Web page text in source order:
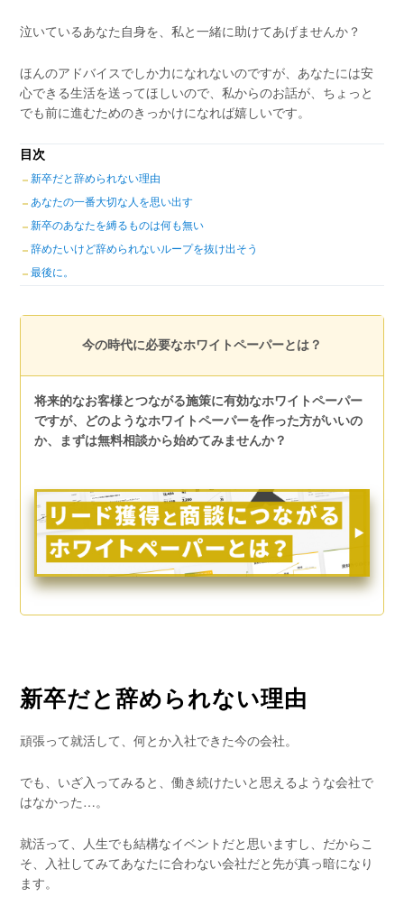
泣いているあなた自身を、私と一緒に助けてあげませんか？
ほんのアドバイスでしか力になれないのですが、あなたには安
心できる生活を送ってほしいので、私からのお話が、ちょっと
でも前に進むためのきっかけになれば嬉しいです。
目次
新卒だと辞められない理由
あなたの一番大切な人を思い出す
新卒のあなたを縛るものは何も無い
辞めたいけど辞められないループを抜け出そう
最後に。
今の時代に必要なホワイトペーパーとは？
将来的なお客様とつながる施策に有効なホワイトペーパー
ですが、どのようなホワイトペーパーを作った方がいいの
か、まずは無料相談から始めてみませんか？
新卒だと辞められない理由
頑張って就活して、何とか入社できた今の会社。
でも、いざ入ってみると、働き続けたいと思えるような会社で
はなかった…。
就活って、人生でも結構なイベントだと思いますし、だからこ
そ、入社してみてあなたに合わない会社だと先が真っ暗になり
ます。